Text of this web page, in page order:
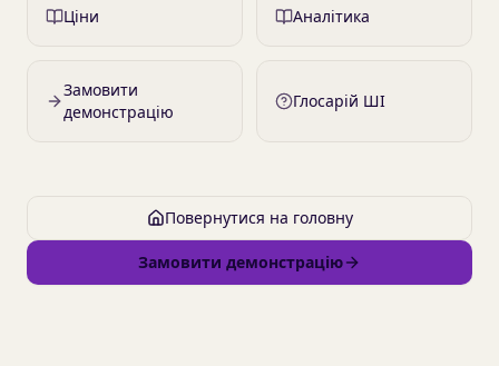
Ціни Аналітика
Замовити
демонстрацію
Глосарій ШІ
Повернутися на головну
Замовити демонстрацію